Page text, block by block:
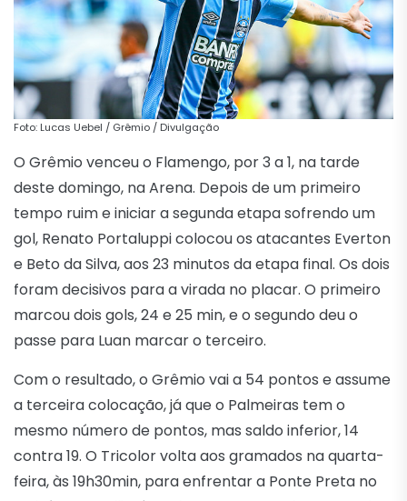
Foto: Lucas Uebel / Grêmio / Divulgação
O Grêmio venceu o Flamengo, por 3 a 1, na tarde
deste domingo, na Arena. Depois de um primeiro
tempo ruim e iniciar a segunda etapa sofrendo um
gol, Renato Portaluppi colocou os atacantes Everton
e Beto da Silva, aos 23 minutos da etapa final. Os dois
foram decisivos para a virada no placar. O primeiro
marcou dois gols, 24 e 25 min, e o segundo deu o
passe para Luan marcar o terceiro.
Com o resultado, o Grêmio vai a 54 pontos e assume
a terceira colocação, já que o Palmeiras tem o
mesmo número de pontos, mas saldo inferior, 14
contra 19. O Tricolor volta aos gramados na quarta-
feira, às 19h30min, para enfrentar a Ponte Preta no